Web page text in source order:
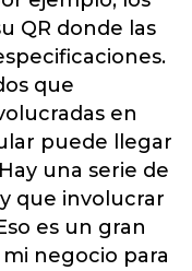
QR donde las
que
en
puede llegar
una serie de
que involucrar
es un gran
negocio para